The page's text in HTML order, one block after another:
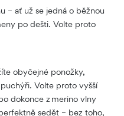
– ať už se jedná o běžnou
po dešti. Volte proto
obyčejné ponožky,
Volte proto vyšší
dokonce z merino vlny
sedět – bez toho,